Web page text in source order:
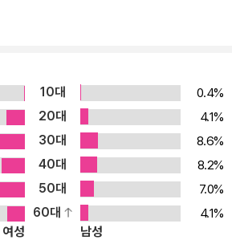
만 같다 심장이 다시 뛰기 시작하고 손이 재
지는 폭우를 맞으며 오랜 흙먼지 모두 씻
으로 가 언제라도 다시 박수를 쳐줄 준비
리는 진심이어서 어제도 칠 수 없었고 내일
이 순간에만 칠 수 있는 진심이어서 박수를
받는 듯한 기분에 빠져들게 만들어 감사합
신 고개를 숙이며 눈시울을 붉히게 하기도
안에도 박수 소리는 끊이지 않아 서서히
들으며 어느 긴긴 계단을 혼자 내려가고
10대
0.4%
20대
4.1%
30대
8.6%
40대
8.2%
50대
7.0%
60대
4.1%
여성
남성